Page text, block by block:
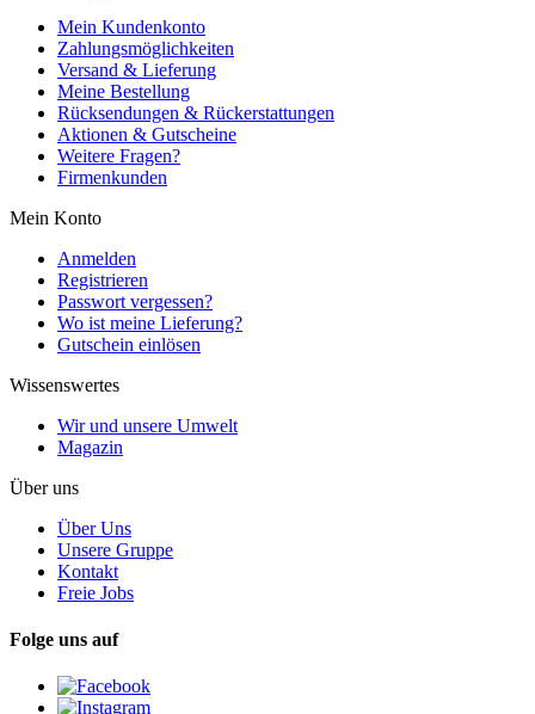
Mein Kundenkonto
Zahlungsmöglichkeiten
Versand & Lieferung
Meine Bestellung
Rücksendungen & Rückerstattungen
Aktionen & Gutscheine
Weitere Fragen?
Firmenkunden
Mein Konto
Anmelden
Registrieren
Passwort vergessen?
Wo ist meine Lieferung?
Gutschein einlösen
Wissenswertes
Wir und unsere Umwelt
Magazin
Über uns
Über Uns
Unsere Gruppe
Kontakt
Freie Jobs
Folge uns auf